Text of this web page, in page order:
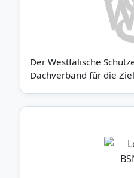
Der Westfälische
Dachverband für die